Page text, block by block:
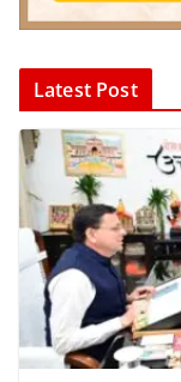
Latest Post